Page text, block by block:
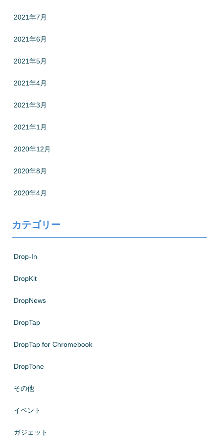
2021年7月
2021年6月
2021年5月
2021年4月
2021年3月
2021年1月
2020年12月
2020年8月
2020年4月
カテゴリー
Drop-In
DropKit
DropNews
DropTap
DropTap for Chromebook
DropTone
その他
イベント
ガジェット